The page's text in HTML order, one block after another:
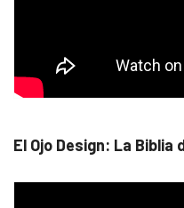
El Ojo Design: La